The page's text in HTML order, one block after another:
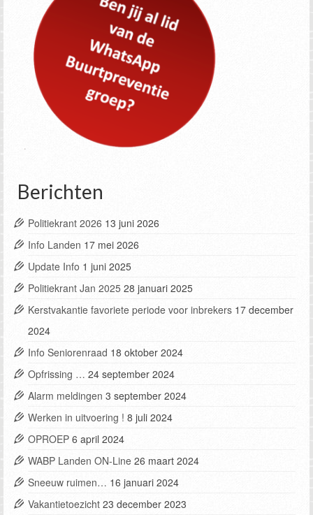
Berichten
Politiekrant 2026 13 juni 2026
Info Landen 17 mei 2026
Update Info 1 juni 2025
Politiekrant Jan 2025 28 januari 2025
Kerstvakantie favoriete periode voor inbrekers 17 december
2024
Info Seniorenraad 18 oktober 2024
Opfrissing … 24 september 2024
Alarm meldingen 3 september 2024
Werken in uitvoering ! 8 juli 2024
OPROEP 6 april 2024
WABP Landen ON-Line 26 maart 2024
Sneeuw ruimen… 16 januari 2024
Vakantietoezicht 23 december 2023